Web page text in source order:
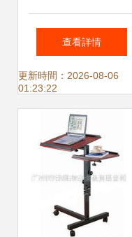
決方案 計算機、手
機與辦公設備選購
指南
查看詳情
更新時間：2026-08-06
01:23:22